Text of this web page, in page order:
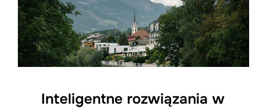
Inteligentne rozwiązania w